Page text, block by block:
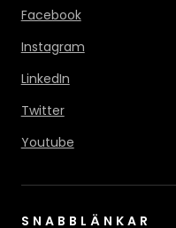
Facebook
Instagram
LinkedIn
Twitter
Youtube
SNABBLÄNKAR